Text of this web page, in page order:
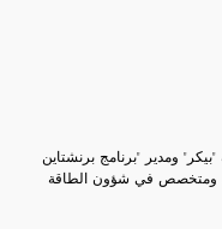
ومدير "برنامج برنشتاين
ومتخصص في شؤون الطاقة